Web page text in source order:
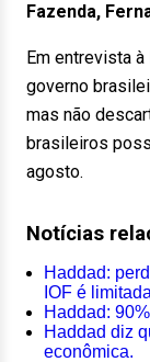
Fazenda,
Em entrevista
governo
mas não
brasileiros
agosto.
Notícias
Haddad:
IOF é
Haddad:
Haddad diz
econômica.